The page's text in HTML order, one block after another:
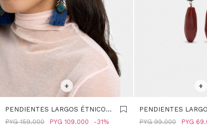
SELECCIONAR TALLE
+
PENDIENTES LARGOS ÉTNICOS
CON FLECOS - MULTICOLOR
PYG 109.000
PYG 159.000 31
+
PENDIENTES
PIEDRAS -
PYG
PYG 99.000